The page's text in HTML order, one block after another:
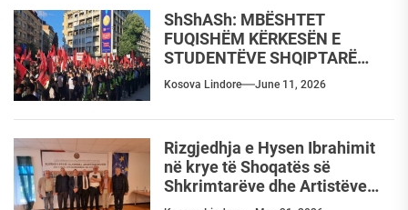
ShShASh: MBËSHTET
FUQISHËM KËRKESËN E
STUDENTËVE SHQIPTARË
PËR TË DREJTËN E DHËNIES
JURISPRUDENCËS NË
SHQIPE
Kosova Lindore June 11, 2026
Rizgjedhja e Hysen Ibrahimit
në krye të Shoqatës së
Shkrimtarëve dhe Artistëve
Shqiptarë